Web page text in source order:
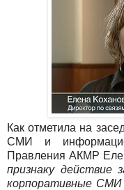
Как отметила на
СМИ и
Правления АКМР
признаку действие
корпоративные СМИ